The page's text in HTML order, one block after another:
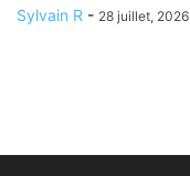
Sylvain R - 28 juillet, 2026